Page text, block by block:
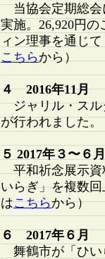
当協会定期総会
実施。26,920円
ィン理事を通じ
こちらから）
４ 2016年11月
ジャリル・スル
が行われました
５ 2017年３〜６月
平和祈念展示資
いらぎ」を複数
はこちらから）
６ 2017年６月
舞鶴市が「ひい